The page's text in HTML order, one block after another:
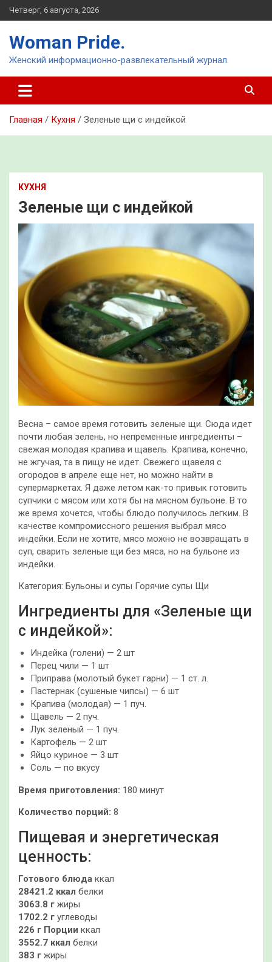
Перейти
к
Четверг, 6 августа, 2026
Woman Pride.
Женский информационно-развлекательный журнал.
Главная Кухня Зеленые щи с индейкой
КУХНЯ
Зеленые щи с индейкой
Весна – самое время готовить зеленые щи. Сюда идет
почти любая зелень, но непременные ингредиенты –
свежая молодая крапива и щавель. Крапива, конечно,
не жгучая, та в пищу не идет. Свежего щавеля с
огородов в апреле еще нет, но можно найти в
супермаркетах. Я даже летом как-то привык готовить
супчики с мясом или хотя бы на мясном бульоне. В то
же время хочется, чтобы блюдо получилось легким. В
качестве компромиссного решения выбрал мясо
индейки. Если не хотите, мясо можно не возвращать в
суп, сварить зеленые щи без мяса, но на бульоне из
индейки.
Категория: Бульоны и супы Горячие супы Щи
Ингредиенты для «Зеленые щи
с индейкой»:
Индейка (голени) — 2 шт
Перец чили — 1 шт
Приправа (молотый букет гарни) — 1 ст. л.
Пастернак (сушеные чипсы) — 6 шт
Крапива (молодая) — 1 пуч.
Щавель — 2 пуч.
Лук зеленый — 1 пуч.
Картофель — 2 шт
Яйцо куриное — 3 шт
Соль — по вкусу
Время приготовления: 180 минут
Количество порций: 8
Пищевая и энергетическая
ценность:
Готового блюда ккал
28421.2 ккал белки
3063.8 г жиры
1702.2 г углеводы
226 г Порции ккал
3552.7 ккал белки
383 г жиры